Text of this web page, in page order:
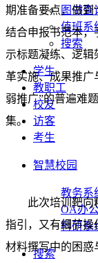
图书查
值班系
搜索
学生
教职工
校友
访客
考生
智慧校园
教务系
OA办
科研系
搜索
期准备要点，做到
结合申报书范本，
示标题凝练、逻
革实施、成果推广
弱推广”的普遍难
集。
此次培训靶
指引，又有细节操
材料撰写中的困惑